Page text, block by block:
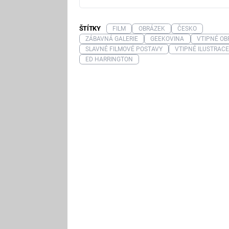
ŠTÍTKY FILM OBRÁZEK
ČESKO
ZÁBAVNÁ GALERIE
GEEKOVINA
VTIPNÉ
SLAVNÉ FILMOVÉ POSTAVY
VTIPNÉ ILUSTRACE
ED HARRINGTON